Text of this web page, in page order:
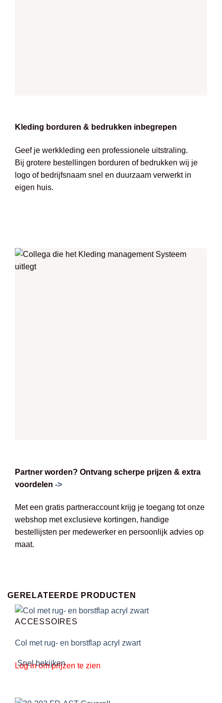
Kleding borduren & bedrukken inbegrepen
Geef je werkkleding een professionele uitstraling.
Bij grotere bestellingen borduren of bedrukken wij je
logo of bedrijfsnaam snel en duurzaam verwerkt in
eigen huis.
Partner worden? Ontvang scherpe prijzen & extra
voordelen ->
Met een gratis partneraccount krijg je toegang tot onze
webshop met exclusieve kortingen, handige
bestellijsten per medewerker en persoonlijk advies op
maat.
GERELATEERDE PRODUCTEN
Snel bekijken
ACCESSOIRES
Col met rug- en borstflap acryl zwart
Log in om prijzen te zien